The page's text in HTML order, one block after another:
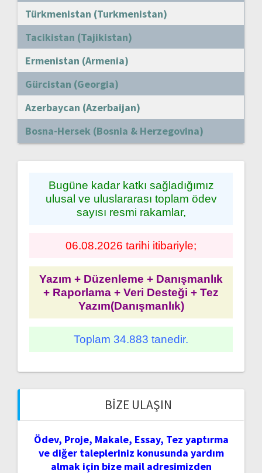
Türkmenistan (Turkmenistan)
Tacikistan (Tajikistan)
Ermenistan (Armenia)
Gürcistan (Georgia)
Azerbaycan (Azerbaijan)
Bosna-Hersek (Bosnia & Herzegovina)
Bugüne kadar katkı sağladığımız
ulusal ve uluslararası toplam ödev
sayısı resmi rakamlar,
06.08.2026 tarihi itibariyle;
Yazım + Düzenleme + Danışmanlık
+ Raporlama + Veri Desteği + Tez
Yazım(Danışmanlık)
Toplam 34.883 tanedir.
BIZE ULAŞIN
Ödev, Proje, Makale, Essay, Tez yaptırma
ve diğer talepleriniz konusunda yardım
almak için bize mail adresimizden